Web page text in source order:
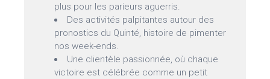
plus pour les parieurs aguerris.
Des activités palpitantes autour des
pronostics du Quinté, histoire de pimenter
nos week-ends.
Une clientèle passionnée, où chaque
victoire est célébrée comme un petit